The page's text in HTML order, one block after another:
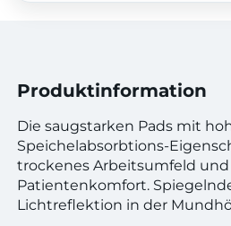
Produktinformation
Die saugstarken Pads mit
Speichelabsorbtions-
trockenes Arbeitsumfeld
Patientenkomfort.
Lichtreflektion in der